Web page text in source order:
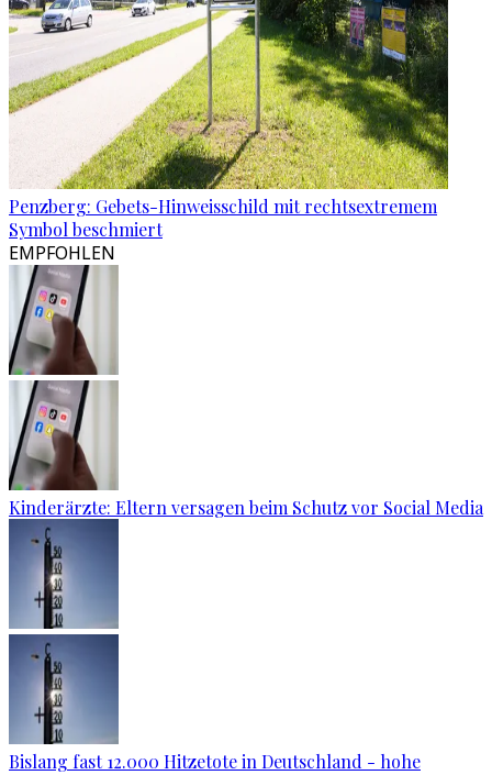
Penzberg: Gebets-Hinweisschild mit rechtsextremem
Symbol beschmiert
EMPFOHLEN
Kinderärzte: Eltern versagen beim Schutz vor Social Media
Bislang fast 12.000 Hitzetote in Deutschland - hohe